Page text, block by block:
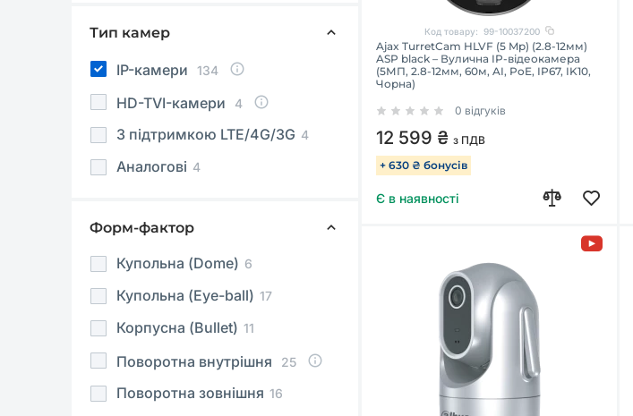
Тип камер
IP-камери 134
HD-TVI-камери 4
З підтримкою LTE/4G/3G 4
Аналогові 4
Форм-фактор
Купольна (Dome) 6
Купольна (Eye-ball) 17
Корпусна (Bullet) 11
Поворотна внутрішня 25
Поворотна зовнішня 16
Код товару: 99-10037200
Ajax TurretCam HLVF (5 Mp) (2.8-12мм)
ASP black – Вулична IP-відеокамера
(5МП, 2.8-12мм, 60м, AI, PoE, IP67, IK10,
Чорна)
0 відгуків
12 599 ₴ з ПДВ
+ 630 ₴ бонусів
Є в наявності